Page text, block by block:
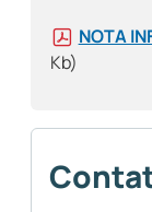
NOTA
Kb)